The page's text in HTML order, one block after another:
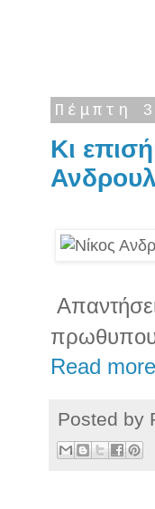
Πέμπτη
Κι
Read
Posted by